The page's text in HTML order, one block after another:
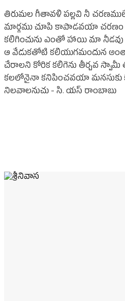
తిరుమల గీతావళి పల్లవి నీ
మార్గము చూపి కాపాడవయా చరణం
కలిగించును ఎంతో హాయి మా నీడవు
ఆ వేడుకతోటి కలియుగమందున
చేరాలని కోరిక కలిగెను తీర్చవ స్వామీ
కలలోనైనా కనిపించవయా
నిలవాలనుచు - సి. యస్ రాంబాబు